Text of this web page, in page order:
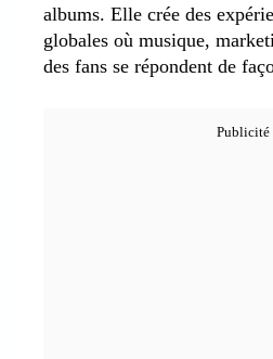
albums. Elle crée des
globales où musique,
des fans se répondent de